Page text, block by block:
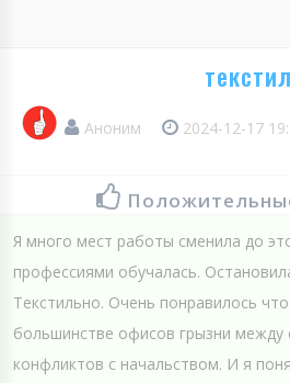
Аноним 2024-12-17
Я много мест работы сменила до
профессиями обучалась.
Текстильно. Очень понравилось
большинстве офисов грызни между
конфликтов с начальством. И я